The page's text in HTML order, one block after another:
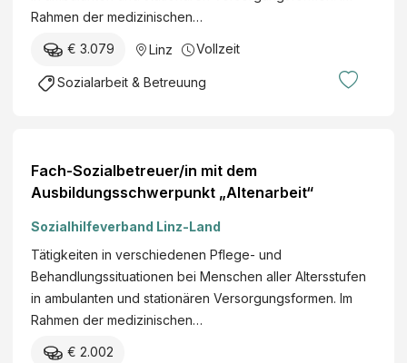
Rahmen der medizinischen…
€ 3.079 Linz Vollzeit
Sozialarbeit & Betreuung
Fach-Sozialbetreuer/in mit dem
Ausbildungsschwerpunkt „Altenarbeit“
Sozialhilfeverband Linz-Land
Tätigkeiten in verschiedenen Pflege- und
Behandlungssituationen bei Menschen aller Altersstufen
in ambulanten und stationären Versorgungsformen. Im
Rahmen der medizinischen…
€ 2.002